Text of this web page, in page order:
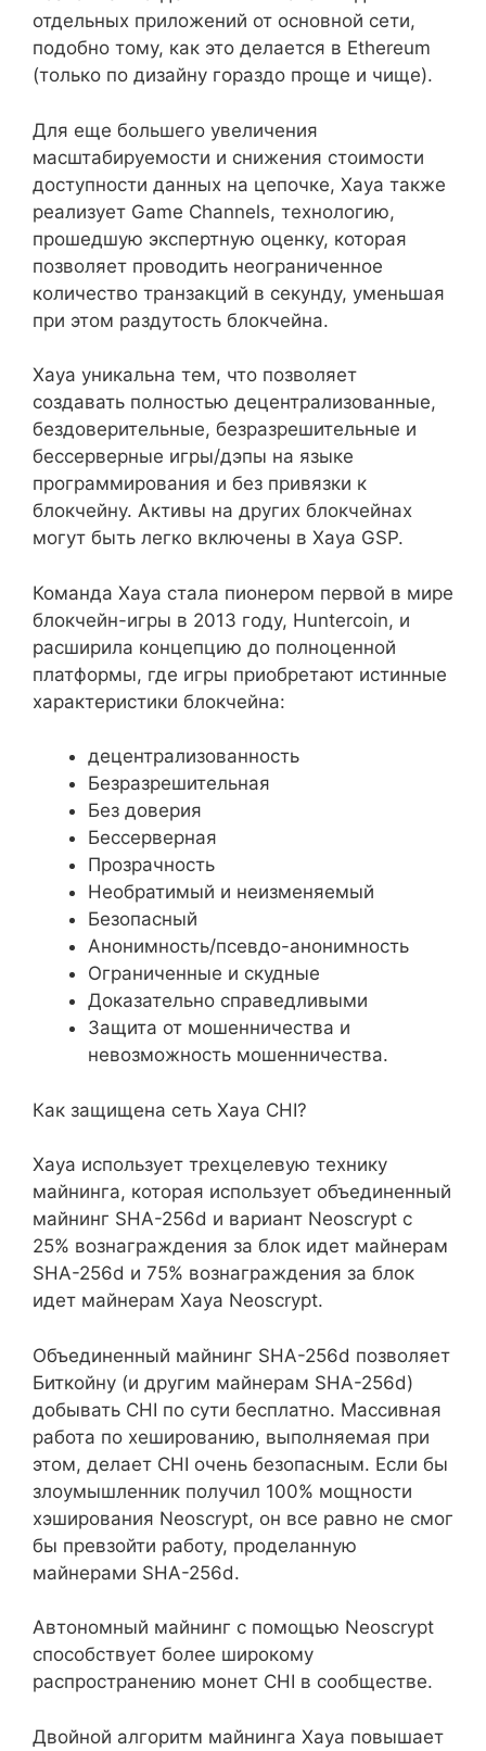
отдельных приложений от основной сети,
подобно тому, как это делается в Ethereum
(только по дизайну гораздо проще и чище).
Для еще большего увеличения
масштабируемости и снижения стоимости
доступности данных на цепочке, Xaya также
реализует Game Channels, технологию,
прошедшую экспертную оценку, которая
позволяет проводить неограниченное
количество транзакций в секунду, уменьшая
при этом раздутость блокчейна.
Xaya уникальна тем, что позволяет
создавать полностью децентрализованные,
бездоверительные, безразрешительные и
бессерверные игры/дэпы на языке
программирования и без привязки к
блокчейну. Активы на других блокчейнах
могут быть легко включены в Xaya GSP.
Команда Xaya стала пионером первой в мире
блокчейн-игры в 2013 году, Huntercoin, и
расширила концепцию до полноценной
платформы, где игры приобретают истинные
характеристики блокчейна:
децентрализованность
Безразрешительная
Без доверия
Бессерверная
Прозрачность
Необратимый и неизменяемый
Безопасный
Анонимность/псевдо-анонимность
Ограниченные и скудные
Доказательно справедливыми
Защита от мошенничества и
невозможность мошенничества.
Как защищена сеть Xaya CHI?
Xaya использует трехцелевую технику
майнинга, которая использует объединенный
майнинг SHA-256d и вариант Neoscrypt с
25% вознаграждения за блок идет майнерам
SHA-256d и 75% вознаграждения за блок
идет майнерам Xaya Neoscrypt.
Объединенный майнинг SHA-256d позволяет
Биткойну (и другим майнерам SHA-256d)
добывать CHI по сути бесплатно. Массивная
работа по хешированию, выполняемая при
этом, делает CHI очень безопасным. Если бы
злоумышленник получил 100% мощности
хэширования Neoscrypt, он все равно не смог
бы превзойти работу, проделанную
майнерами SHA-256d.
Автономный майнинг с помощью Neoscrypt
способствует более широкому
распространению монет CHI в сообществе.
Двойной алгоритм майнинга Xaya повышает